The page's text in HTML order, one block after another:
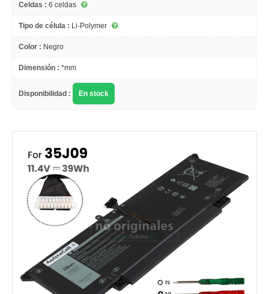
Celdas : 6 celdas
Tipo de célula : Li-Polymer
Color : Negro
Dimensión : *mm
Disponibilidad : En stock